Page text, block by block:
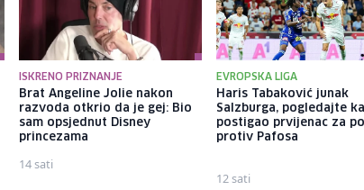
ISKRENO PRIZNANJE
Brat Angeline Jolie nakon
razvoda otkrio da je gej: Bio
sam opsjednut Disney
princezama
14 sati
EVROPSKA LIGA
Haris Tabaković junak
Salzburga, pogledajte
postigao prvijenac za
protiv Pafosa
12 sati